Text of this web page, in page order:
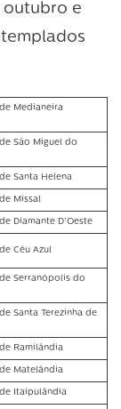
outubro e
Medianeira
São Miguel do
Santa Helena
Missal
Diamante D’Oeste
Céu Azul
Serranópolis do
Santa Terezinha de
Ramilândia
Matelândia
Itaipulândia